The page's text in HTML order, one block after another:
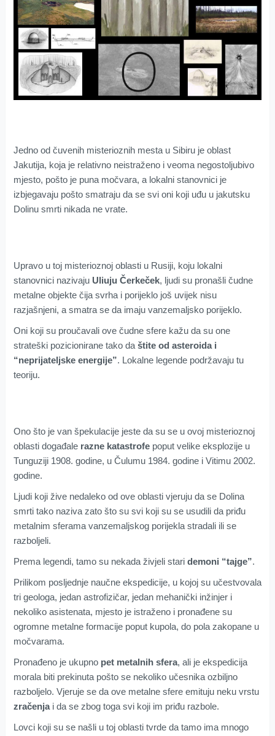
Jedno od čuvenih misterioznih mesta u Sibiru je oblast
Jakutija, koja je relativno neistraženo i veoma negostoljubivo
mjesto, pošto je puna močvara, a lokalni stanovnici je
izbjegavaju pošto smatraju da se svi oni koji uđu u jakutsku
Dolinu smrti nikada ne vrate.
Upravo u toj misterioznoj oblasti u Rusiji, koju lokalni
stanovnici nazivaju Uliuju Čerkeček, ljudi su pronašli čudne
metalne objekte čija svrha i porijeklo još uvijek nisu
razjašnjeni, a smatra se da imaju vanzemaljsko porijeklo.
Oni koji su proučavali ove čudne sfere kažu da su one
strateški pozicionirane tako daštite od asteroida i
“neprijateljske energije”. Lokalne legende podržavaju tu
teoriju.
Ono što je van špekulacije jeste da su se u ovoj misterioznoj
oblasti događale razne katastrofepoput velike eksplozije u
Tunguziji 1908. godine, u Čulumu 1984. godine i Vitimu 2002.
godine.
Ljudi koji žive nedaleko od ove oblasti vjeruju da se Dolina
smrti tako naziva zato što su svi koji su se usudili da priđu
metalnim sferama vanzemaljskog porijekla stradali ili se
razboljeli.
Prema legendi, tamo su nekada živjeli stari demoni “tajge”.
Prilikom posljednje naučne ekspedicije, u kojoj su učestvovala
tri geologa, jedan astrofizičar, jedan mehanički inžinjer i
nekoliko asistenata, mjesto je istraženo i pronađene su
ogromne metalne formacije poput kupola, do pola zakopane u
močvarama.
Pronađeno je ukupno pet metalnih sfera, ali je ekspedicija
morala biti prekinuta pošto se nekoliko učesnika ozbiljno
razboljelo. Vjeruje se da ove metalne sfere emituju neku vrstu
zračenjai da se zbog toga svi koji im priđu razbole.
Lovci koji su se našli u toj oblasti tvrde da tamo ima mnogo